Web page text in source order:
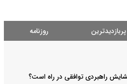
پربازدیدترین روزنامه
راهبردی توافقی در راه است؟